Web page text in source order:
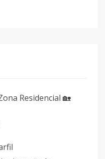
Residencial 🏡